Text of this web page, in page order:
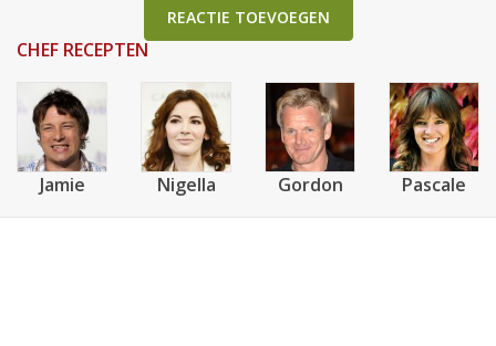
REACTIE TOEVOEGEN
CHEF RECEPTEN
Jamie Nigella Gordon Pascale